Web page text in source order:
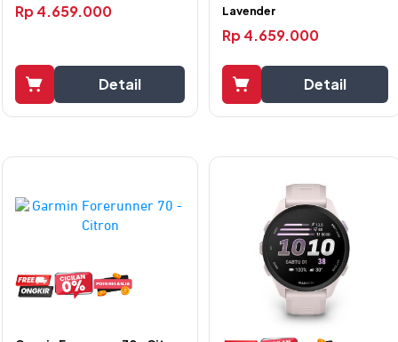
Rp4.659.000
Detail
Lavender
Rp4.659.000
Detail